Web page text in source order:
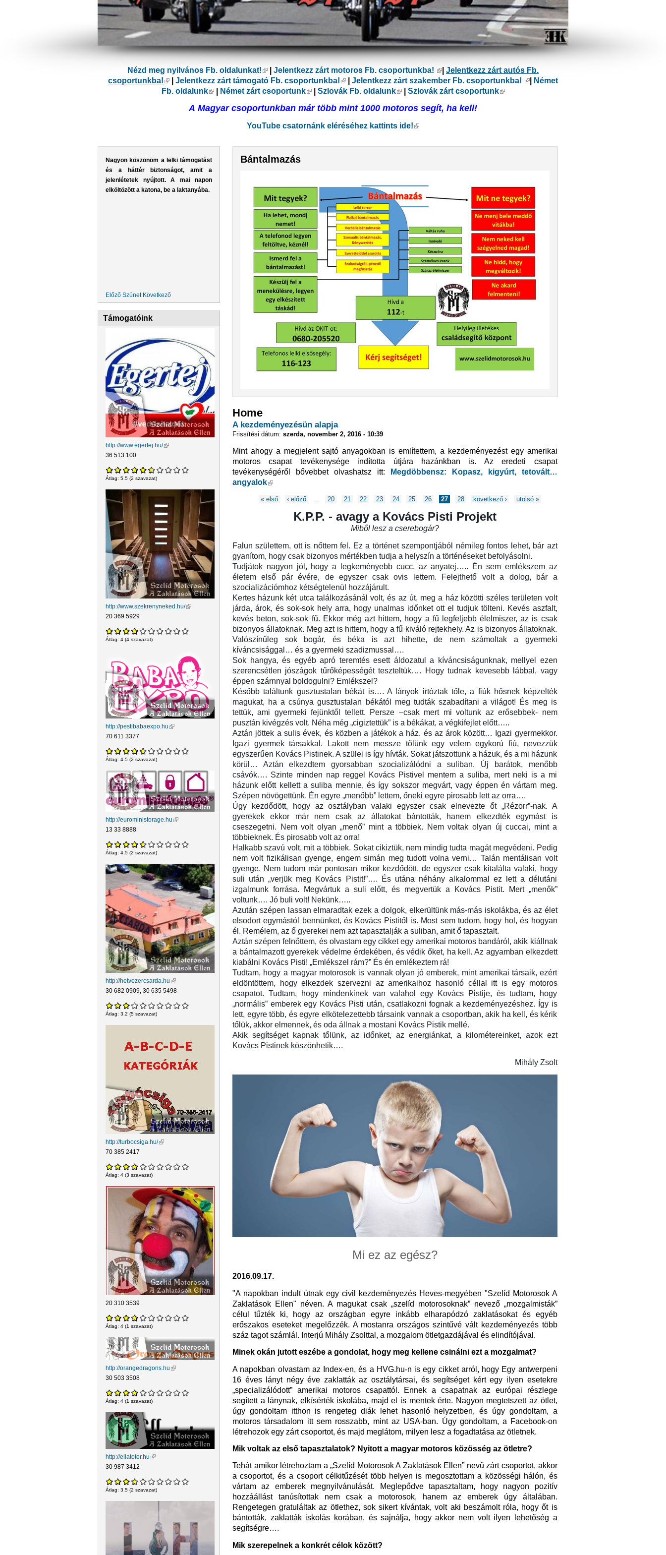
Nézd meg nyilvános Fb. oldalunkat!(külső hivatkozás)
Jelentkezz zárt motoros Fb. csoportunkba! (külső hivatkozás)
Jelentkezz zárt autós Fb.
csoportunkba!(külső hivatkozás)
Jelentkezz zárt támogató Fb. csoportunkba!(külső hivatkozás)
Jelentkezz zárt szakember Fb. csoportunkba! (külső hivatkozás)
Német
Fb. oldalunk(külső hivatkozás)
Német zárt csoportunk(külső hivatkozás)
Szlovák Fb. oldalunk(külső hivatkozás)
Szlovák zárt csoportunk(külső hivatkozás)
A Magyar csoportunkban már több mint 1000 motoros segít, ha kell!
YouTube csatornánk eléréséhez kattints ide!(külső hivatkozás)
Nagyon köszönöm a lelki támogatást
és a háttér biztonságot, amit a
jelenlétetek nyújtott. A mai napon
elköltözött a katona, be a laktanyába.
Előző Szünet Következő
Támogatóink
http://www.egertej.hu/(külső hivatkozás)
36 513 100
Átlag: 5.5 (2 szavazat)
http://www.szekrenyneked.hu/(külső hivatkozás)
20 369 5929
Átlag: 4 (4 szavazat)
http://pestibabaexpo.hu (külső hivatkozás)
70 611 3377
Átlag: 4.5 (2 szavazat)
http://euroministorage.hu (külső hivatkozás)
13 33 8888
Átlag: 4.5 (2 szavazat)
http://hetvezercsarda.hu (külső hivatkozás)
30 682 0909, 30 635 5498
Átlag: 3.2 (5 szavazat)
http://turbocsiga.hu/(külső hivatkozás)
70 385 2417
Átlag: 4 (3 szavazat)
20 310 3539
Átlag: 4 (1 szavazat)
http://orangedragons.hu (külső hivatkozás)
30 503 3508
Átlag: 4 (1 szavazat)
http://ellatoter.hu (külső hivatkozás)
30 987 3412
Átlag: 3.5 (2 szavazat)
Bántalmazás
Home
A kezdeményezésün alapja
Frissítési dátum: szerda, november 2, 2016 - 10:39
Mint ahogy a megjelent sajtó anyagokban is említettem, a kezdeményezést egy amerikai
motoros csapat tevékenysége indította útjára hazánkban is. Az eredeti csapat
tevékenységéről bővebbet olvashatsz itt:
Megdöbbensz: Kopasz, kigyúrt, tetovált…
angyalok(külső hivatkozás)
Oldalak« első ‹ előző … 20 21 22 23 24 25 26 27 28 következő › utolsó »
K.P.P. - avagy a Kovács Pisti Projekt
Miből lesz a cserebogár?
Falun születtem, ott is nőttem fel. Ez a történet szempontjából némileg fontos lehet, bár azt
gyanítom, hogy csak bizonyos mértékben tudja a helyszín a történéseket befolyásolni.
Tudjátok nagyon jól, hogy a legkeményebb cucc, az anyatej….. Én sem emlékszem az
életem első pár évére, de egyszer csak ovis lettem. Felejthető volt a dolog, bár a
szocializációmhoz kétségtelenül hozzájárult.
Kertes házunk két utca találkozásánál volt, és az út, meg a ház közötti széles területen volt
járda, árok, és sok-sok hely arra, hogy unalmas időnket ott el tudjuk tölteni. Kevés aszfalt,
kevés beton, sok-sok fű. Ekkor még azt hittem, hogy a fű legfeljebb élelmiszer, az is csak
bizonyos állatoknak. Meg azt is hittem, hogy a fű kiváló rejtekhely. Az is bizonyos állatoknak.
Valószínűleg sok bogár, és béka is azt hihette, de nem számoltak a gyermeki
kíváncsisággal… és a gyermeki szadizmussal….
Sok hangya, és egyéb apró teremtés esett áldozatul a kíváncsiságunknak, mellyel ezen
szerencsétlen jószágok tűrőképességét teszteltük…. Hogy tudnak kevesebb lábbal, vagy
éppen szárnnyal boldogulni? Emlékszel?
Később találtunk gusztustalan békát is…. A lányok irtóztak tőle, a fiúk hősnek képzelték
magukat, ha a csúnya gusztustalan békától meg tudták szabadítani a világot! És meg is
tettük, ami gyermeki fejünktől tellett. Persze –csak mert mi voltunk az erősebbek- nem
pusztán kivégzés volt. Néha még „cigiztettük” is a békákat, a végkifejlet előtt…..
Aztán jöttek a sulis évek, és közben a játékok a ház. és az árok között… Igazi gyermekkor.
Igazi gyermek társakkal. Lakott nem messze tőlünk egy velem egykorú fiú, nevezzük
egyszerűen Kovács Pistinek. A szülei is így hívták. Sokat játszottunk a házuk, és a mi házunk
körül… Aztán elkezdtem gyorsabban szocializálódni a suliban. Új barátok, menőbb
csávók…. Szinte minden nap reggel Kovács Pistivel mentem a suliba, mert neki is a mi
házunk előtt kellett a suliba mennie, és így sokszor megvárt, vagy éppen én vártam meg.
Szépen növögettünk. Én egyre „menőbb” lettem, őneki egyre pirosabb lett az orra….
Úgy kezdődött, hogy az osztályban valaki egyszer csak elnevezte őt „Rézorr”-nak. A
gyerekek ekkor már nem csak az állatokat bántották, hanem elkezdték egymást is
cseszegetni. Nem volt olyan „menő” mint a többiek. Nem voltak olyan új cuccai, mint a
többieknek. És pirosabb volt az orra!
Halkabb szavú volt, mit a többiek. Sokat cikiztük, nem mindig tudta magát megvédeni. Pedig
nem volt fizikálisan gyenge, engem simán meg tudott volna verni… Talán mentálisan volt
gyenge. Nem tudom már pontosan mikor kezdődött, de egyszer csak kitalálta valaki, hogy
suli után „verjük meg Kovács Pistit!”…. És utána néhány alkalommal ez lett a délutáni
izgalmunk forrása. Megvártuk a suli előtt, és megvertük a Kovács Pistit. Mert „menők”
voltunk…. Jó buli volt! Nekünk…..
Azután szépen lassan elmaradtak ezek a dolgok, elkerültünk más-más iskolákba, és az élet
elsodort egymástól bennünket, és Kovács Pistitől is. Most sem tudom, hogy hol, és hogyan
él. Remélem, az ő gyerekei nem azt tapasztalják a suliban, amit ő tapasztalt.
Aztán szépen felnőttem, és olvastam egy cikket egy amerikai motoros bandáról, akik kiállnak
a bántalmazott gyerekek védelme érdekében, és védik őket, ha kell. Az agyamban elkezdett
kiabálni Kovács Pisti! „Emlékszel rám?” És én emlékeztem rá!
Tudtam, hogy a magyar motorosok is vannak olyan jó emberek, mint amerikai társaik, ezért
eldöntöttem, hogy elkezdek szervezni az amerikaihoz hasonló céllal itt is egy motoros
csapatot. Tudtam, hogy mindenkinek van valahol egy Kovács Pistije, és tudtam, hogy
„normális” emberek egy Kovács Pisti után, csatlakozni fognak a kezdeményezéshez. Így is
lett, egyre több, és egyre elkötelezettebb társaink vannak a csoportban, akik ha kell, és kérik
tőlük, akkor elmennek, és oda állnak a mostani Kovács Pistik mellé.
Akik segítséget kapnak tőlünk, az időnket, az energiánkat, a kilométereinket, azok ezt
Kovács Pistinek köszönhetik….
Mihály Zsolt
Mi ez az egész?
2016.09.17.
"A napokban indult útnak egy civil kezdeményezés Heves-megyében "Szelíd Motorosok A
Zaklatások Ellen" néven. A magukat csak „szelíd motorosoknak” nevező „mozgalmisták”
célul tűzték ki, hogy az országban egyre inkább elharapódzó zaklatásokat és egyéb
erőszakos eseteket megelőzzék. A mostanra országos szintűvé vált kezdeményezés több
száz tagot számlál. Interjú Mihály Zsolttal, a mozgalom ötletgazdájával és elindítójával.
Minek okán jutott eszébe a gondolat, hogy meg kellene csinálni ezt a mozgalmat?
A napokban olvastam az Index-en, és a HVG.hu-n is egy cikket arról, hogy Egy antwerpeni
16 éves lányt négy éve zaklatták az osztálytársai, és segítséget kért egy ilyen esetekre
„specializálódott” amerikai motoros csapattól. Ennek a csapatnak az európai részlege
segített a lánynak, elkísérték iskolába, majd el is mentek érte. Nagyon megtetszett az ötlet,
úgy gondoltam itthon is rengeteg diák lehet hasonló helyzetben, és úgy gondoltam, a
motoros társadalom itt sem rosszabb, mint az USA-ban. Úgy gondoltam, a Facebook-on
létrehozok egy zárt csoportot, és majd meglátom, milyen lesz a fogadtatása az ötletnek.
Mik voltak az első tapasztalatok? Nyitott a magyar motoros közösség az ötletre?
Tehát amikor létrehoztam a „Szelíd Motorosok A Zaklatások Ellen” nevű zárt csoportot, akkor
a csoportot, és a csoport célkitűzését több helyen is megosztottam a közösségi hálón, és
vártam az emberek megnyilvánulását. Meglepődve tapasztaltam, hogy nagyon pozitív
hozzáállást tanúsítottak nem csak a motorosok, hanem az emberek úgy általában.
Rengetegen gratuláltak az ötlethez, sok sikert kívántak, volt aki beszámolt róla, hogy őt is
bántották, zaklatták iskolás korában, és sajnálja, hogy akkor nem volt ilyen lehetőség a
segítségre….
Mik szerepelnek a konkrét célok között?